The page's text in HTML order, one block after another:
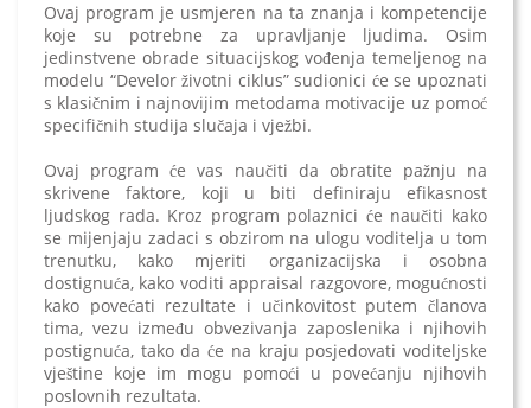
Ovaj program je usmjeren na ta znanja i kompetencije
koje su potrebne za upravljanje ljudima. Osim
jedinstvene obrade situacijskog vođenja temeljenog na
modelu “Develor životni ciklus” sudionici će se upoznati
s klasičnim i najnovijim metodama motivacije uz pomoć
specifičnih studija slučaja i vježbi.
Ovaj program će vas naučiti da obratite pažnju na
skrivene faktore, koji u biti definiraju efikasnost
ljudskog rada. Kroz program polaznici će naučiti kako
se mijenjaju zadaci s obzirom na ulogu voditelja u tom
trenutku, kako mjeriti organizacijska i osobna
dostignuća, kako voditi appraisal razgovore, mogućnosti
kako povećati rezultate i učinkovitost putem članova
tima, vezu između obvezivanja zaposlenika i njihovih
postignuća, tako da će na kraju posjedovati voditeljske
vještine koje im mogu pomoći u povećanju njihovih
poslovnih rezultata.